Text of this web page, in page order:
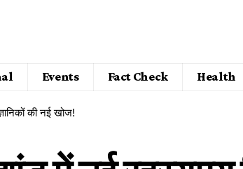
Events Fact Check Health
की नई खोज!